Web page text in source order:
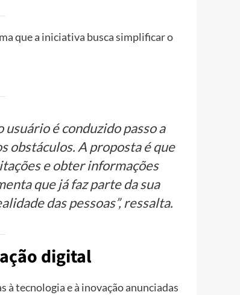
que a iniciativa busca simplificar o
é conduzido passo a
obstáculos. A proposta é que
e obter informações
que já faz parte da sua
das pessoas”, ressalta.
digital
tecnologia e à inovação anunciadas